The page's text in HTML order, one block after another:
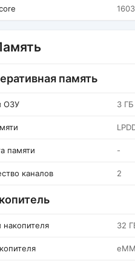
память
ОЗУ 3 ГБ
памяти -
каналов 2
32